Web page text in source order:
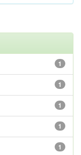
1
1
1
1
1